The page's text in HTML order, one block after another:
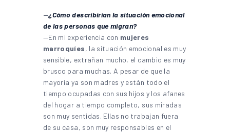
—¿Cómo describirían la situación emocional
de las personas que migran?
—En mi experiencia con mujeres
marroquíes, la situación emocional es muy
sensible, extrañan mucho, el cambio es muy
brusco para muchas. A pesar de que la
mayoría ya son madres y están todo el
tiempo ocupadas con sus hijos y los afanes
del hogar a tiempo completo, sus miradas
son muy sentidas. Ellas no trabajan fuera
de su casa, son muy responsables en el